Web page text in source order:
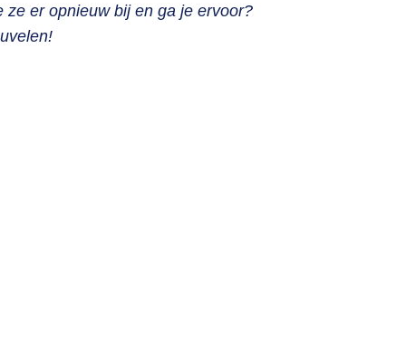
er opnieuw bij en ga je ervoor?